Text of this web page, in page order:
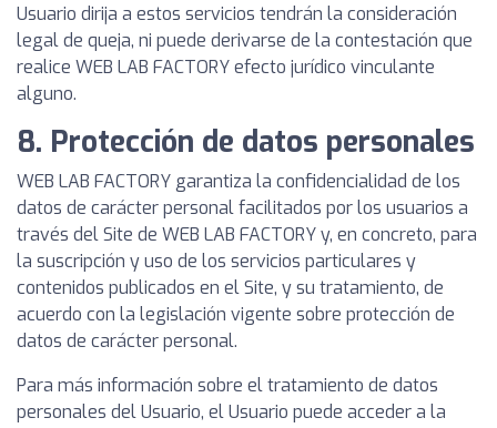
Usuario dirija a estos servicios tendrán la consideración
legal de queja, ni puede derivarse de la contestación que
realice WEB LAB FACTORY efecto jurídico vinculante
alguno.
8. Protección de datos personales
WEB LAB FACTORY garantiza la confidencialidad de los
datos de carácter personal facilitados por los usuarios a
través del Site de WEB LAB FACTORY y, en concreto, para
la suscripción y uso de los servicios particulares y
contenidos publicados en el Site, y su tratamiento, de
acuerdo con la legislación vigente sobre protección de
datos de carácter personal.
Para más información sobre el tratamiento de datos
personales del Usuario, el Usuario puede acceder a la